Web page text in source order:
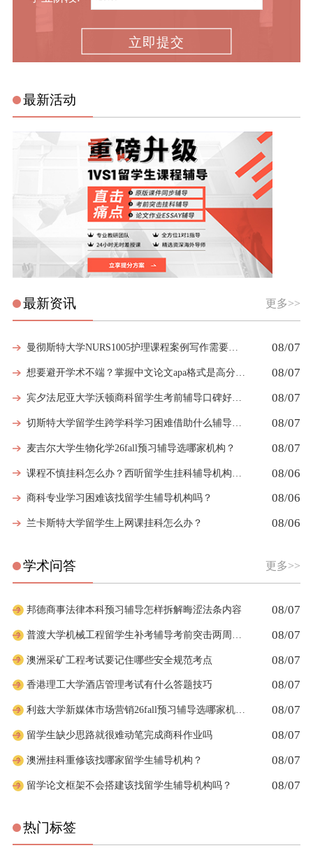
立即提交
最新活动
最新资讯 更多>>
曼彻斯特大学NURS1005护理课程案例写作需要留意哪些细节 08/07
想要避开学术不端？掌握中文论文apa格式是高分第一步 08/07
宾夕法尼亚大学沃顿商科留学生考前辅导口碑好的机构有哪些 08/07
08/07
麦吉尔大学生物化学26fall预习辅导选哪家机构？ 08/07
08/06
商科专业学习困难该找留学生辅导机构吗？ 08/06
兰卡斯特大学留学生上网课挂科怎么办？ 08/06
学术问答 更多>>
邦德商事法律本科预习辅导怎样拆解晦涩法条内容 08/07
08/07
澳洲采矿工程考试要记住哪些安全规范考点 08/07
香港理工大学酒店管理考试有什么答题技巧 08/07
利兹大学新媒体市场营销26fall预习辅导选哪家机构？ 08/07
留学生缺少思路就很难动笔完成商科作业吗 08/07
澳洲挂科重修该找哪家留学生辅导机构？ 08/07
留学论文框架不会搭建该找留学生辅导机构吗？ 08/07
热门标签